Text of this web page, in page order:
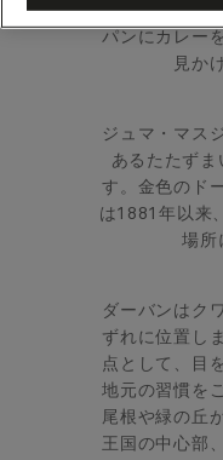
りが漂います
パンにカレー
見か
ジュマ・マス
あるたたずま
す。金色のド
は1881年以来
場所
ダーバンはク
ずれに位置し
点として、目
地元の習慣を
尾根や緑の丘
王国の中心部